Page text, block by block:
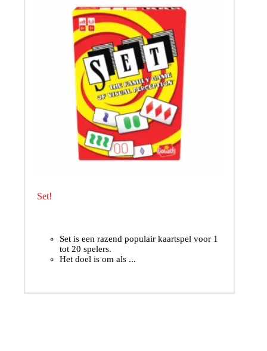
Set!
Set is een razend populair kaartspel voor 1
tot 20 spelers.
Het doel is om als ...